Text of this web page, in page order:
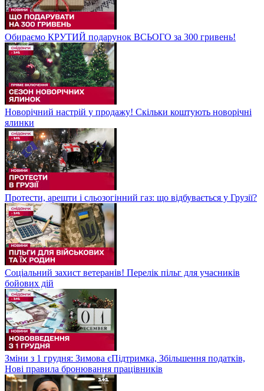
Обираємо КРУТИЙ подарунок ВСЬОГО за 300 гривень!
Новорічний настрій у продажу! Скільки коштують новорічні
ялинки
Протести, арешти і сльозогінний газ: що відбувається у Грузії?
Соціальний захист ветеранів! Перелік пільг для учасників
бойових дій
Зміни з 1 грудня: Зимова єПідтримка, Збільшення податків,
Нові правила бронювання працівників